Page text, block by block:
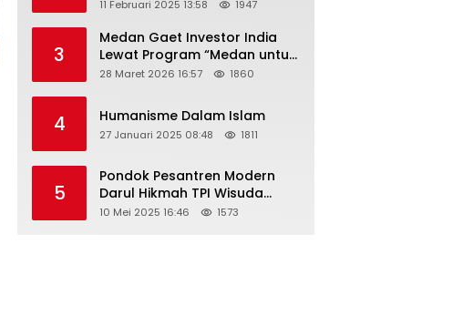
11 Februari 2025 13:58 1947
3
Medan Gaet Investor India
Lewat Program “Medan untuk
Semua”
28 Maret 2026 16:57 1860
4 Humanisme Dalam Islam
27 Januari 2025 08:48 1811
5
Pondok Pesantren Modern
Darul Hikmah TPI Wisuda
Santri/Santriwati Angkatan
10 Mei 2025 16:46 1573